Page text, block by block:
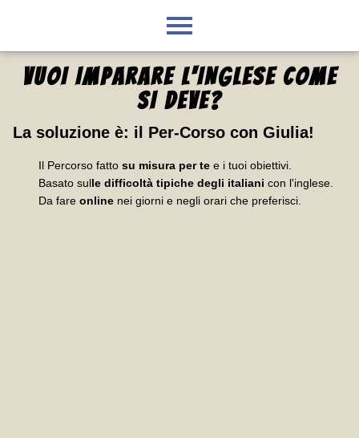
VUOI IMPARARE L'INGLESE COME
SI DEVE?
La soluzione è: il Per-Corso con Giulia!
Il Percorso fatto su misura per te e i tuoi obiettivi.
Basato sulle difficoltà tipiche degli italiani con l'inglese.
Da fare online nei giorni e negli orari che preferisci.